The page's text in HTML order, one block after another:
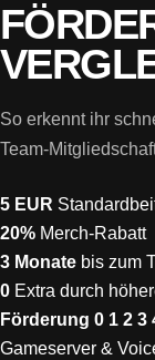
So erkennt ihr
Team-
5 EUR
20% Merch-Rabatt
3 Monate bis zum
0 Extra durch
Förderung 0 1 2 3
Gameserver &